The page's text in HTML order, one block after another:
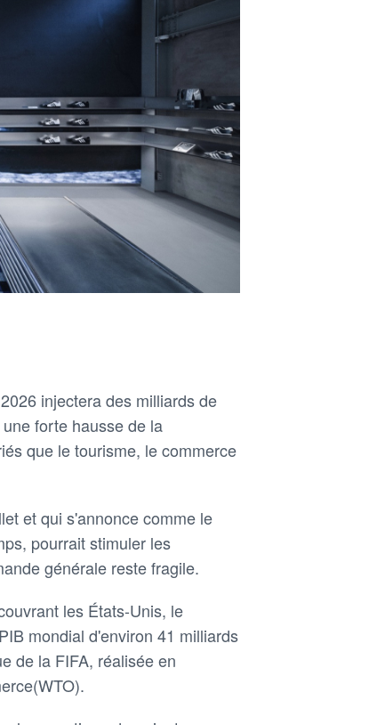
injectera des milliards de
forte hausse de la
que le tourisme, le commerce
et qui s'annonce comme le
pourrait stimuler les
générale reste fragile.
les États-Unis, le
mondial d'environ 41 milliards
de la FIFA, réalisée en